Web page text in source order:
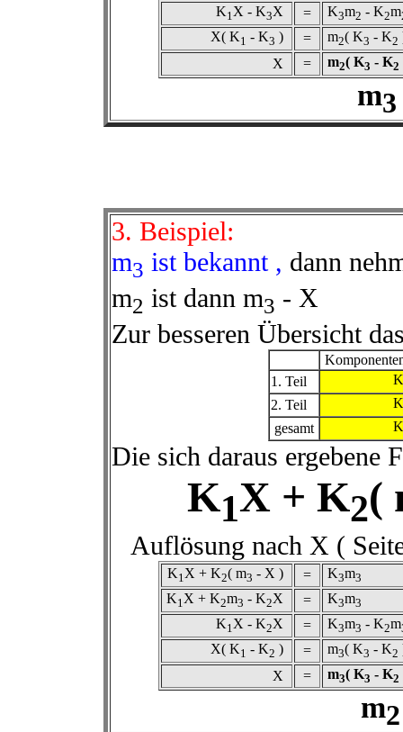
K1X - K3X = K3m2 - K2m
X( K1 - K3 ) = m2( K3 - K2
X
= m2( K3 - K2
m3
3. Beispiel:
m3 ist bekannt , dann
m2 ist dann m3 - X
Zur besseren Übersicht
1. Teil
K
2. Teil
K
gesamt
K
Die sich daraus ergebene
K1X + K2(
Auflösung nach X (
K1X + K2( m3 - X ) = K3m3
K1X + K2m3 - K2X = K3m3
K1X - K2X = K3m3 - K2m
X( K1 - K2 ) = m3( K3 - K2
X
= m3( K3 - K2
m2